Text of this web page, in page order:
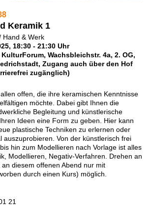
Keramik 1
Hand & Werk
18:30 - 21:30 Uhr
Wachsbleichstr. 4a, 2. OG,
Zugang auch über den Hof
zugänglich)
offen, die ihre keramischen Kenntnisse
möchte. Dabei gibt Ihnen die
Begleitung und künstlerische
Ideen eine Form zu geben. Hier kann
plastische Techniken zu erlernen oder
auszuprobieren. Von der künstlerisch frei
hin zum Modellieren nach Vorlage ist alles
Modellieren, Negativ-Verfahren. Drehen an
diesem offenen Abend nur mit
durch einen Kurs) möglich.
21